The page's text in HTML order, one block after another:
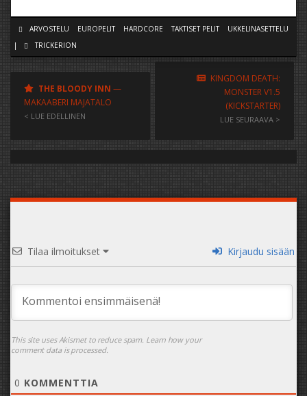
ARVOSTELU EUROPELIT HARDCORE TAKTISET PELIT
UKKELINASETTELU
|
TRICKERION
THE BLOODY INN —
MAKAABERI MAJATALO
< LUE EDELLINEN
KINGDOM DEATH:
MONSTER V1.5
(KICKSTARTER)
LUE SEURAAVA >
Tilaa ilmoitukset Kirjaudu sisään
This site uses Akismet to reduce spam. Learn how your
comment data is processed.
0 KOMMENTTIA